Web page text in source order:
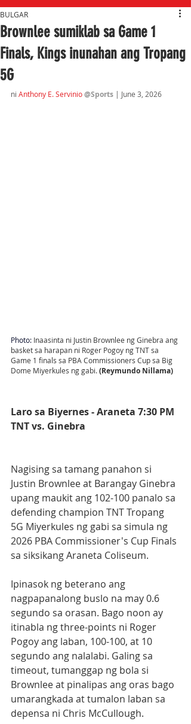
Brownlee sumiklab sa Game 1
Finals, Kings inunahan ang Tropang
5G
BULGAR
ni Anthony E. Servinio@Sports | June 3, 2026
Photo: Inaasinta ni Justin Brownlee ng Ginebra ang
basket sa harapan ni Roger Pogoy ng TNT sa
Game 1 finals sa PBA Commissioners Cup sa Big
Dome Miyerkules ng gabi. (Reymundo Nillama)
Laro sa Biyernes - Araneta 7:30 PM
TNT vs. Ginebra
Nagising sa tamang panahon si
Justin Brownlee at Barangay Ginebra
upang maukit ang 102-100 panalo sa
defending champion TNT Tropang
5G Miyerkules ng gabi sa simula ng
2026 PBA Commissioner's Cup Finals
sa siksikang Araneta Coliseum.
Ipinasok ng beterano ang
nagpapanalong buslo na may 0.6
segundo sa orasan. Bago noon ay
itinabla ng three-points ni Roger
Pogoy ang laban, 100-100, at 10
segundo ang nalalabi. Galing sa
timeout, tumanggap ng bola si
Brownlee at pinalipas ang oras bago
umarangkada at tumalon laban sa
depensa ni Chris McCullough.